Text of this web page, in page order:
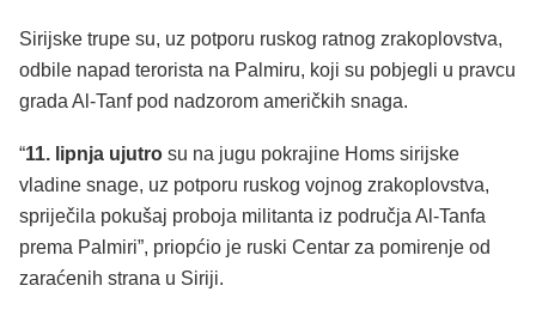
Sirijske trupe su, uz potporu ruskog ratnog zrakoplovstva,
odbile napad terorista na Palmiru, koji su pobjegli u pravcu
grada Al-Tanf pod nadzorom američkih snaga.
“11. lipnja ujutro su na jugu pokrajine Homs sirijske
vladine snage, uz potporu ruskog vojnog zrakoplovstva,
spriječila pokušaj proboja militanta iz područja Al-Tanfa
prema Palmiri”, priopćio je ruski Centar za pomirenje od
zaraćenih strana u Siriji.